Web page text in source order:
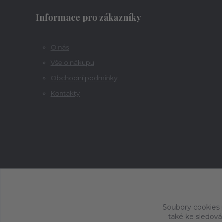
Informace pro zákazníky
O nás
Vše o nákupu
Obchodní podmínky
Kontakty
Soubory
také ke